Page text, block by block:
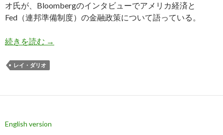
オ氏が、Bloombergのインタビューでアメリカ経済と
Fed（連邦準備制度）の金融政策について語っている。
続きを読む レイ・ダリオ氏: 米国はそれほど利下げ出来ない
→
レイ・ダリオ
English version